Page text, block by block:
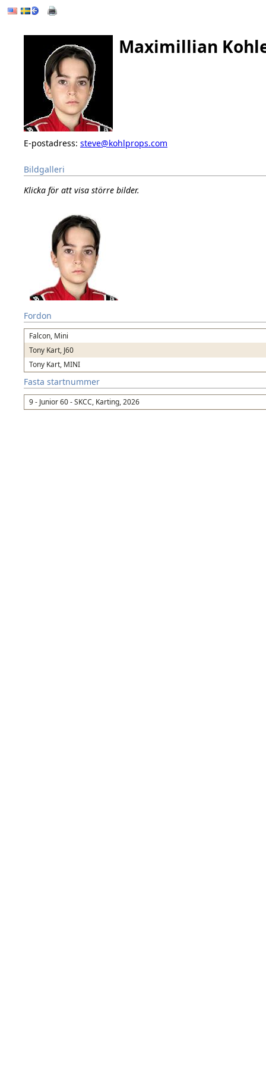
Maximillian
E-postadress: steve@kohlprops.com
Bildgalleri
Klicka för att visa större bilder.
Fordon
Falcon, Mini
Tony Kart, J60
Tony Kart, MINI
Fasta startnummer
9 - Junior 60 - SKCC, Karting, 2026